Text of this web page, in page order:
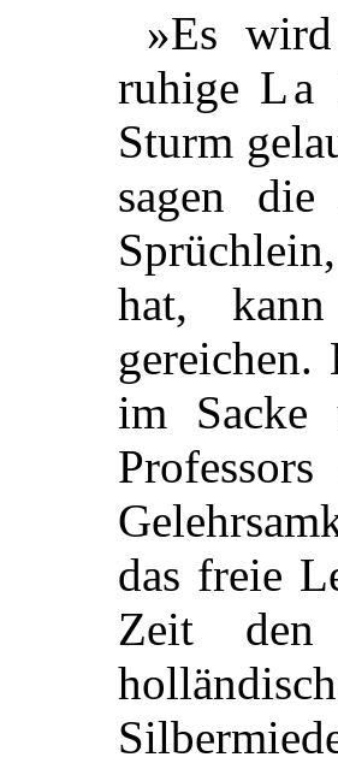
»Es
ruhige La
Sturm
sagen
hat,
im Sacke
das freie
Zeit den